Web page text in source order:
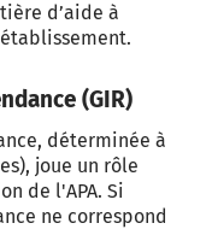
d’aide à
(GIR)
, déterminée à
joue un rôle
de l'APA. Si
ne correspond